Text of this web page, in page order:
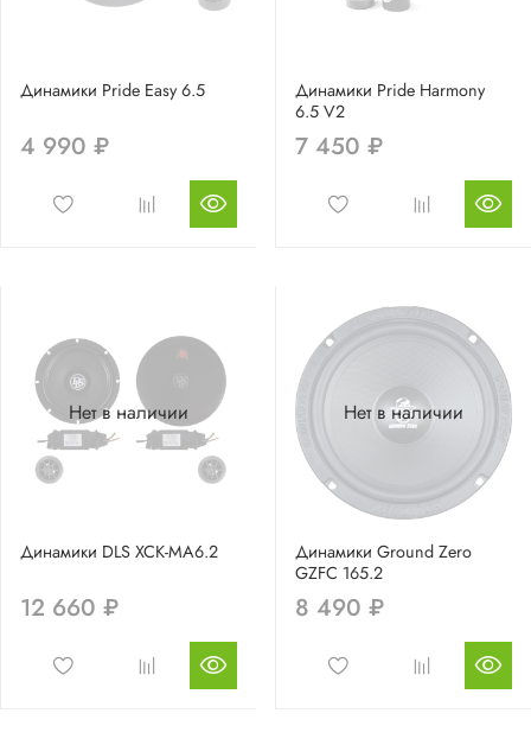
Динамики Pride Easy 6.5
4 990 ₽
Динамики Pride Harmony
6.5 V2
7 450 ₽
Нет в наличии
Динамики DLS XCK-MA6.2
12 660 ₽
Нет в наличии
Динамики Ground Zero
GZFC 165.2
8 490 ₽